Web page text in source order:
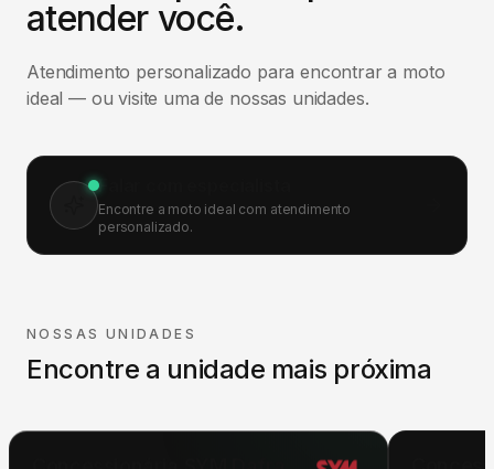
atender você.
Atendimento personalizado para encontrar a moto
ideal — ou visite uma de nossas unidades.
Falar com especialista
Encontre a moto ideal com atendimento
personalizado.
NOSSAS UNIDADES
Encontre a unidade mais próxima